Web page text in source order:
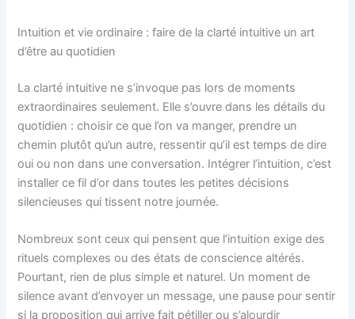
Intuition et vie ordinaire : faire de la clarté intuitive un art
d’être au quotidien
La clarté intuitive ne s’invoque pas lors de moments
extraordinaires seulement. Elle s’ouvre dans les détails du
quotidien : choisir ce que l’on va manger, prendre un
chemin plutôt qu’un autre, ressentir qu’il est temps de dire
oui ou non dans une conversation. Intégrer l’intuition, c’est
installer ce fil d’or dans toutes les petites décisions
silencieuses qui tissent notre journée.
Nombreux sont ceux qui pensent que l’intuition exige des
rituels complexes ou des états de conscience altérés.
Pourtant, rien de plus simple et naturel. Un moment de
silence avant d’envoyer un message, une pause pour sentir
si la proposition qui arrive fait pétiller ou s’alourdir